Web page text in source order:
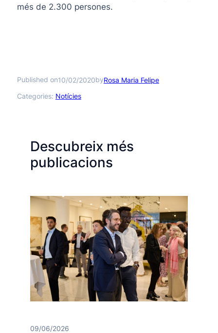
més de 2.300 persones.
Published on10/02/2020byRosa Maria Felipe
Categories: Notícies
Descubreix més
publicacions
09/06/2026